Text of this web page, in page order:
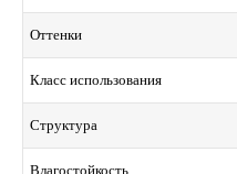
Оттенки
Класс использования
Структура
Влагостойкость